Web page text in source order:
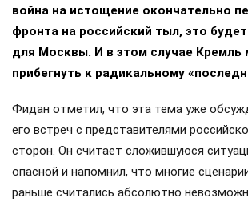
война на истощение окончательно
фронта на российский тыл, это
для Москвы. И в этом случае Кремль
прибегнуть к радикальному
Фидан отметил, что эта тема уже
его встреч с представителями
сторон. Он считает сложившуюся
опасной и напомнил, что многие
раньше считались абсолютно